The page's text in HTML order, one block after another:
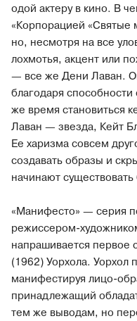
одой актеру в кино. В
«Корпорацией «Святые
но, несмотря на все
лохмотья, акцент или
— все же Дени Лаван.
благодаря
же время становиться
Лаван — звезда, Кейт
Ее харизма совсем
создавать образы и
начинают
«Манифесто» — серия
режиссером-
напрашивается
(1962) Уорхола. Уорхол
манифестируя лицо-
принадлежащий
тем же выводам, но